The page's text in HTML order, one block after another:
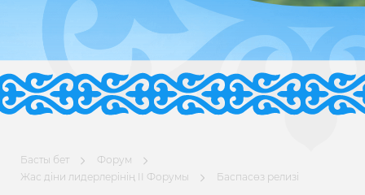
Басты бет
Форум
Жас діни лидерлерінің ІІ Форумы
Баспасөз релизі